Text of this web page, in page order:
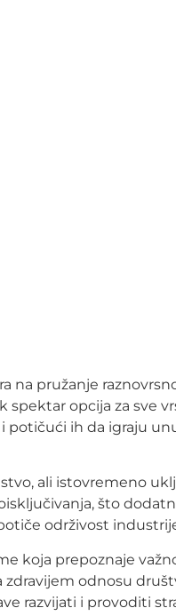
na pružanje
opcija za sve
potičući ih da igraju
ali istovremeno
što
održivost
koja prepoznaje
odnosu
razvijati i provoditi